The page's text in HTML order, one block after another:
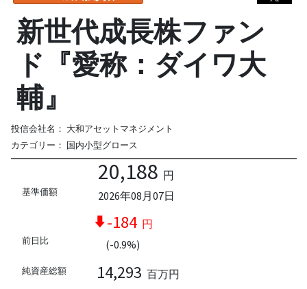
新世代成長株ファン
ド『愛称：ダイワ大
輔』
投信会社名： 大和アセットマネジメント
カテゴリー： 国内小型グロース
基準価額
20,188 円
2026年08月07日
前日比
-184 円
(-0.9%)
純資産総額 14,293 百万円